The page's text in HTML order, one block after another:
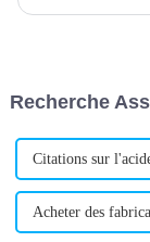
Recherche
Citations sur
Acheter des